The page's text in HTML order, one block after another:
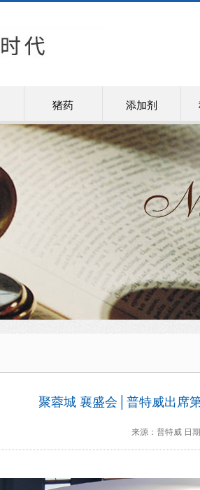
猪药 添加剂
牧工程领域集科研、开发、生产、销
聚蓉城 襄盛会│普特威出席
来源：普特威 日